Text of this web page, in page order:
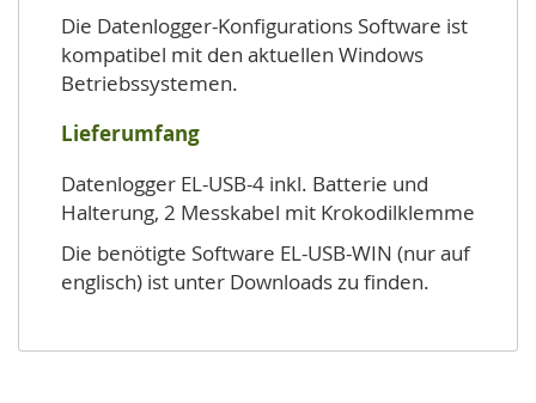
Die Datenlogger-Konfigurations Software ist
kompatibel mit den aktuellen Windows
Betriebssystemen.
Lieferumfang
Datenlogger EL-USB-4 inkl. Batterie und
Halterung, 2 Messkabel mit Krokodilklemme
Die benötigte Software EL-USB-WIN (nur auf
englisch) ist unter Downloads zu finden.